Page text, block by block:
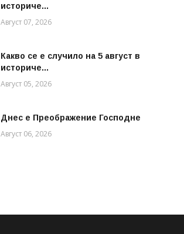
историче...
Август 07, 2026
Какво се е случило на 5 август в
историче...
Август 05, 2026
Днес е Преображение Господне
Август 06, 2026